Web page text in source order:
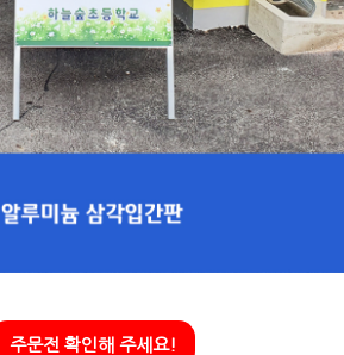
주문전 확인해 주세요!